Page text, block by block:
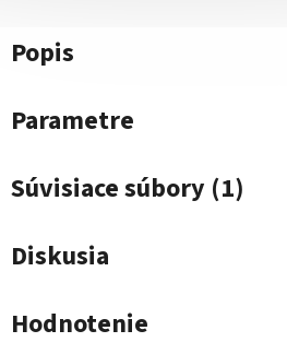
Popis
Parametre
Súvisiace súbory (1)
Diskusia
Hodnotenie